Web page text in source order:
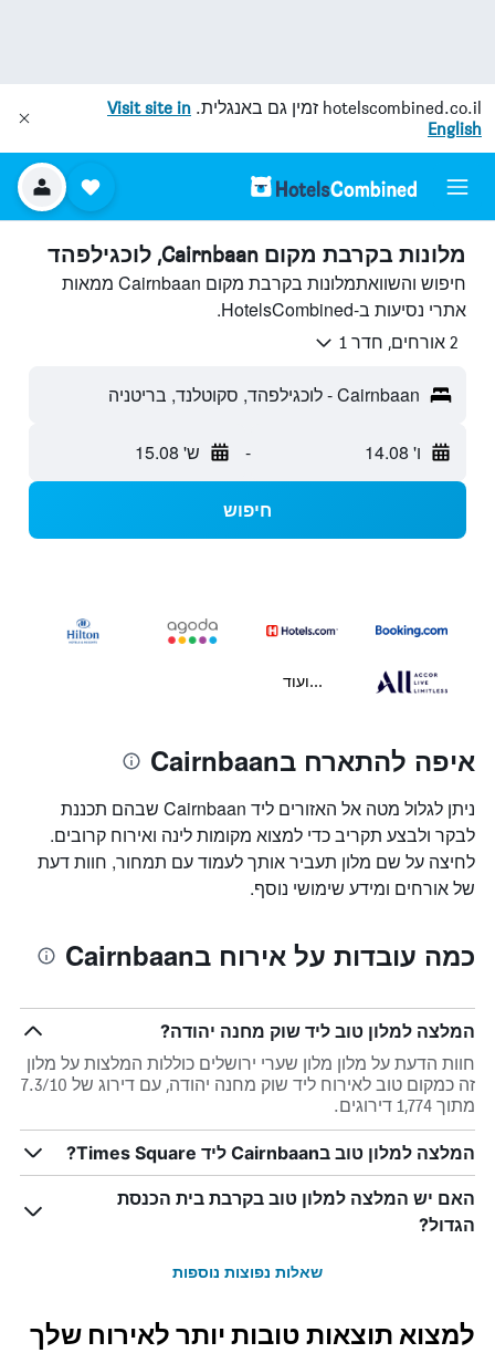
hotelscombined.co.il זמין גם באנגלית. Visit site in
English
מלונות בקרבת מקום Cairnbaan, לוכגילפהד
חיפוש והשוואתמלונות בקרבת מקום Cairnbaan ממאות
אתרי נסיעות ב-HotelsCombined.
2 אורחים, חדר 1
Cairnbaan - לוכגילפהד, סקוטלנד, בריטניה
ו' 14.08 - ש' 15.08
חיפוש
...ועוד
איפה להתארח בCairnbaan
ניתן לגלול מטה אל האזורים ליד Cairnbaan שבהם תכננת
לבקר ולבצע תקריב כדי למצוא מקומות לינה ואירוח קרובים.
לחיצה על שם מלון תעביר אותך לעמוד עם תמחור, חוות דעת
של אורחים ומידע שימושי נוסף.
כמה עובדות על אירוח בCairnbaan
המלצה למלון טוב ליד שוק מחנה יהודה?
חוות הדעת על מלון מלון שערי ירושלים כוללות המלצות על מלון
זה כמקום טוב לאירוח ליד שוק מחנה יהודה, עם דירוג של 7.3/10
מתוך 1,774 דירוגים.
המלצה למלון טוב בCairnbaan ליד Times Square?
האם יש המלצה למלון טוב בקרבת בית הכנסת
הגדול?
שאלות נפוצות נוספות
למצוא תוצאות טובות יותר לאירוח שלך